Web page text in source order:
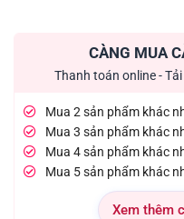
CÀNG MUA
Thanh toán online -
Mua 2 sản phẩm khác
Mua 3 sản phẩm khác
Mua 4 sản phẩm khác
Mua 5 sản phẩm khác
Xem thêm